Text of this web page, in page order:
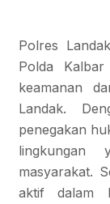
Polres
Polda
keamanan
Landak.
penegakan
masyarakat.
aktif dalam